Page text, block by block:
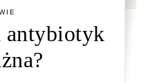
antybiotyk